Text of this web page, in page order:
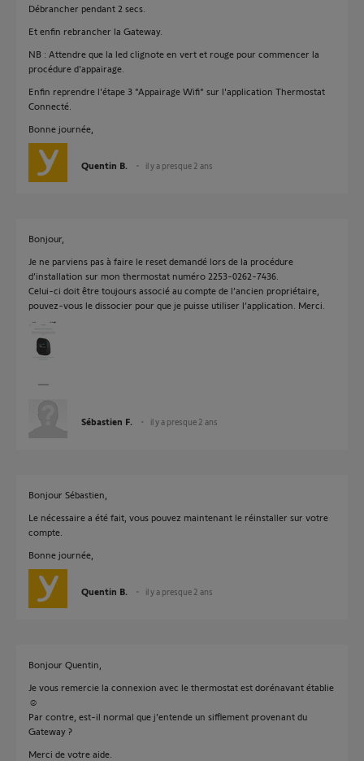
Débrancher pendant 2 secs.
Et enfin rebrancher la Gateway.
NB : Attendre que la led clignote en vert et rouge pour commencer la
procédure d'appairage.
Enfin reprendre l'étape 3 "Appairage Wifi" sur l'application Thermostat
Connecté.
Bonne journée,
Quentin B. il y a presque 2 ans
Bonjour,
Je ne parviens pas à faire le reset demandé lors de la procédure
d’installation sur mon thermostat numéro 2253-0262-7436.
Celui-ci doit être toujours associé au compte de l’ancien propriétaire,
pouvez-vous le dissocier pour que je puisse utiliser l’application. Merci.
Sébastien F. il y a presque 2 ans
Bonjour Sébastien,
Le nécessaire a été fait, vous pouvez maintenant le réinstaller sur votre
compte.
Bonne journée,
Quentin B. il y a presque 2 ans
Bonjour Quentin,
Je vous remercie la connexion avec le thermostat est dorénavant établie
☺️
Par contre, est-il normal que j’entende un sifflement provenant du
Gateway ?
Merci de votre aide.